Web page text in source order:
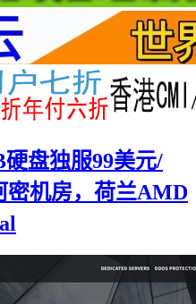
盘独服99美元/
密机房，荷兰AMD